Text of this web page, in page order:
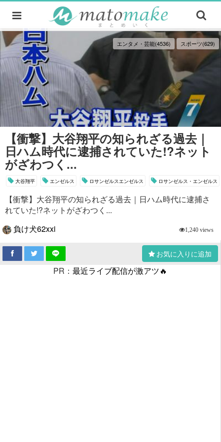
エンタメ・芸能(4536) スポーツ(629)
【衝撃】大谷翔平の知られざる過去｜
日ハム時代に逮捕されていた!?ネット
がざわつく...
大谷翔平 エンゼルス ロサンゼルスエンゼルス ロサンゼルス・エンゼルス
【衝撃】大谷翔平の知られざる過去｜日ハム時代に逮捕さ
れていた!?ネットがざわつく...
負け犬62xxi
1,240 views
お気に入りに追加
PR： 最近ライブ配信が激アツ🔥